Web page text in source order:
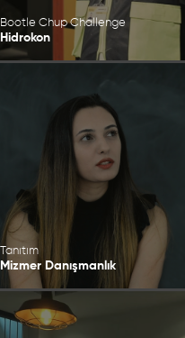
Bootle Chup Challenge
Hidrokon
Tanıtım
Mizmer Danışmanlık